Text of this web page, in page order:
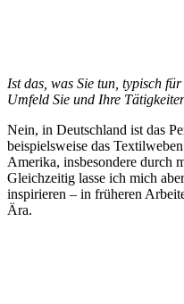
Ist das, was Sie tun, typisch
Umfeld Sie und Ihre
Nein, in Deutschland ist das
beispielsweise das
Amerika, insbesondere durch
Gleichzeitig lasse ich mich
inspirieren – in früheren
Ära.